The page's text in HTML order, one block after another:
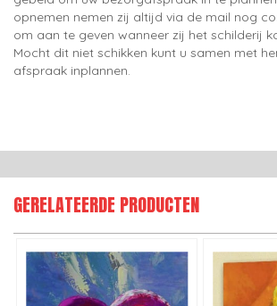
opnemen nemen zij altijd via de mail nog
om aan te geven wanneer zij het schilderij
Mocht dit niet schikken kunt u samen met
afspraak inplannen.
GERELATEERDE PRODUCTEN